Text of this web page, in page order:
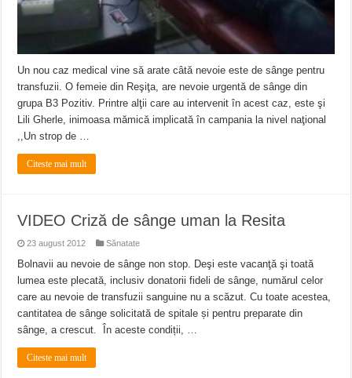
Un nou caz medical vine să arate câtă nevoie este de sânge pentru
transfuzii. O femeie din Reşiţa, are nevoie urgentă de sânge din
grupa B3 Pozitiv. Printre alţii care au intervenit în acest caz, este şi
Lili Gherle, inimoasa mămică implicată în campania la nivel naţional
,,Un strop de …
Citeste mai mult
VIDEO Criză de sânge uman la Resita
23 august 2012 Sănatate
Bolnavii au nevoie de sânge non stop. Deşi este vacanţă şi toată
lumea este plecată, inclusiv donatorii fideli de sânge, numărul celor
care au nevoie de transfuzii sanguine nu a scăzut. Cu toate acestea,
cantitatea de sânge solicitată de spitale și pentru preparate din
sânge, a crescut. În aceste condiții, …
Citeste mai mult